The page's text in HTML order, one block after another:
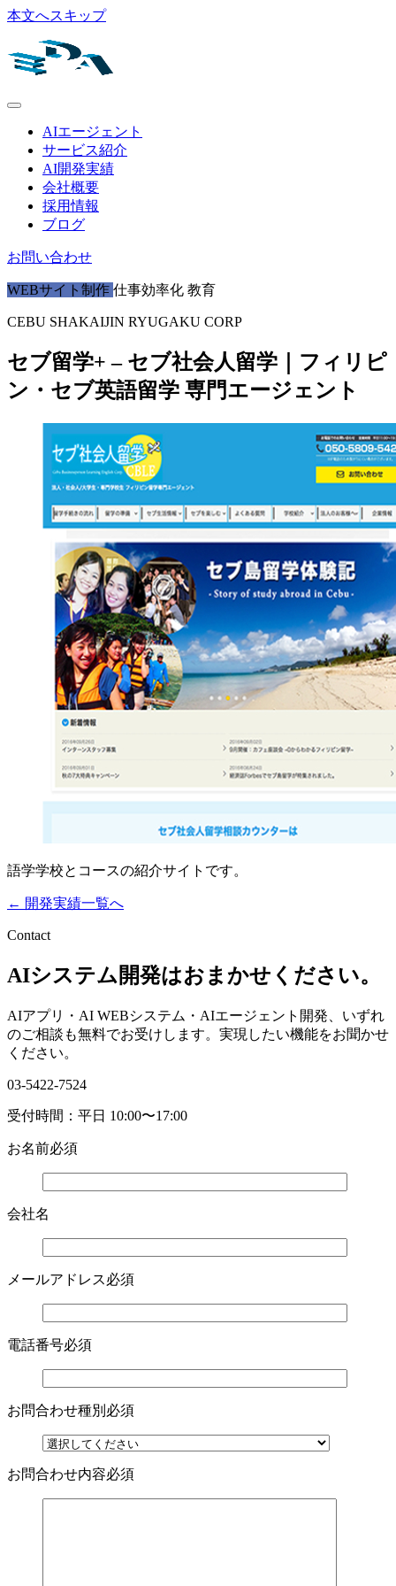
本文へスキップ
AIエージェント
サービス紹介
AI開発実績
会社概要
採用情報
ブログ
お問い合わせ
WEBサイト制作 仕事効率化 教育
CEBU SHAKAIJIN RYUGAKU CORP
セブ留学+ – セブ社会人留学｜フィリピ
ン・セブ英語留学 専門エージェント
語学学校とコースの紹介サイトです。
← 開発実績一覧へ
Contact
AIシステム開発はおまかせください。
AIアプリ・AI WEBシステム・AIエージェント開発、いずれ
のご相談も無料でお受けします。実現したい機能をお聞かせ
ください。
03-5422-7524
受付時間：平日 10:00〜17:00
お名前必須
会社名
メールアドレス必須
電話番号必須
お問合わせ種別 必須
お問合わせ内容必須